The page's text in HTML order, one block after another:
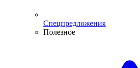
Спецпредложения
Полезное